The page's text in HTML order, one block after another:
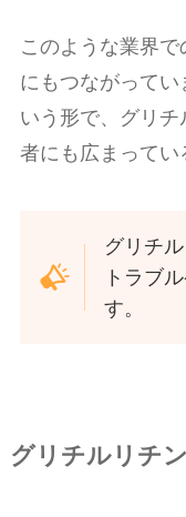
このような業界
にもつながってい
いう形で、グリ
者にも広まってい
グリチ
トラブ
す。
グリチルリチ